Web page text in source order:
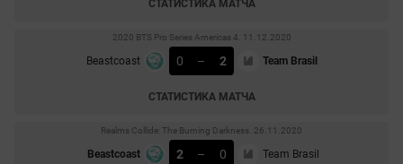
СТАТИСТИКА МАТЧА
2020 BTS Pro Series Americas 4. 11.12.2020
Beastcoast 0 – 2 Team Brasil
СТАТИСТИКА МАТЧА
Realms Collide: The Burning Darkness. 26.11.2020
Beastcoast 2 – 0 Team Brasil